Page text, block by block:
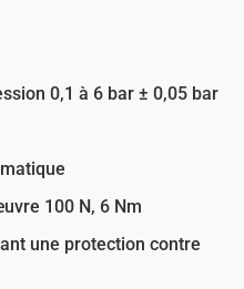
0,1 à 6 bar ± 0,05 bar
100 N, 6 Nm
une protection contre